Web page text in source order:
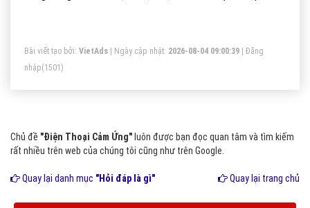
Bài viết tạo bởi: VietAds | Ngày cập nhật: 2026-08-04 09:00:39
Đăng
nhập(1501)
Chủ đề "Điện Thoại Cảm Ứng" luôn được bạn đọc quan tâm và tìm kiếm
rất nhiều trên web của chúng tôi cũng như trên Google.
Quay lại danh mục "Hỏi đáp là gì" Quay lại trang chủ